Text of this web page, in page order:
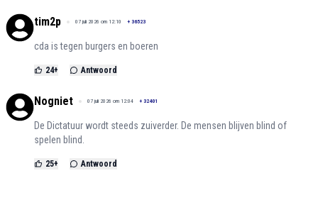
tim2p 07 juli 2026 om 12:10 + 36523
cda is tegen burgers en boeren
24+ Antwoord
Nogniet 07 juli 2026 om 12:04 + 32401
De Dictatuur wordt steeds zuiverder. De mensen blijven blind of
spelen blind.
25+ Antwoord